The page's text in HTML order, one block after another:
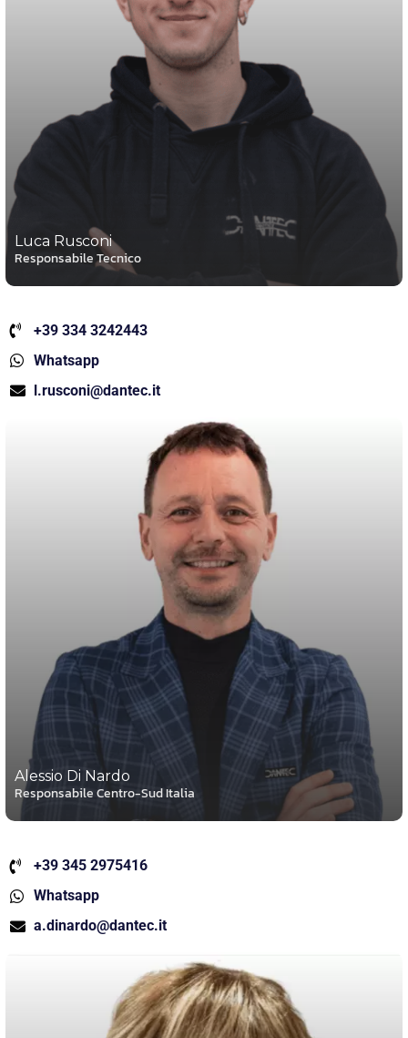
Luca Rusconi
Responsabile Tecnico
+39 334 3242443
Whatsapp
l.rusconi@dantec.it
Alessio Di Nardo
Responsabile Centro-Sud Italia
+39 345 2975416
Whatsapp
a.dinardo@dantec.it